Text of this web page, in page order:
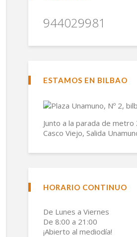
944029981
ESTAMOS EN BILBAO
Junto a la parada de metro
Casco Viejo, Salida
HORARIO CONTINUO
De Lunes a Viernes
De 8:00 a 21:00
¡Abierto al mediodía!